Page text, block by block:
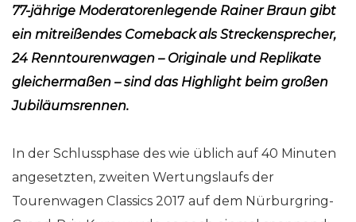
77-jährige Moderatorenlegende Rainer Braun gibt
ein mitreißendes Comeback als Streckensprecher,
24 Renntourenwagen – Originale und Replikate
gleichermaßen – sind das Highlight beim großen
Jubiläumsrennen.
In der Schlussphase des wie üblich auf 40 Minuten
angesetzten, zweiten Wertungslaufs der
Tourenwagen Classics 2017 auf dem Nürburgring-